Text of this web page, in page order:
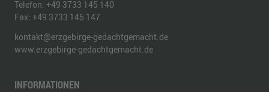
Telefon: +49 3733 145 140
Fax: +49 3733 145 147
kontakt@erzgebirge-gedachtgemacht.de
www.erzgebirge-gedachtgemacht.de
INFORMATIONEN